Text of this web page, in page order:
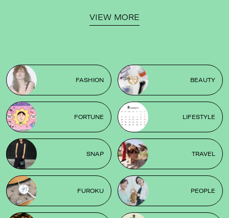
VIEW MORE
FASHION BEAUTY
FORTUNE LIFESTYLE
SNAP TRAVEL
FUROKU PEOPLE